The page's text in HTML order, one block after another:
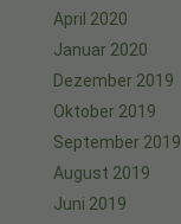
April 2020
Januar 2020
Dezember 2019
Oktober 2019
September 2019
August 2019
Juni 2019